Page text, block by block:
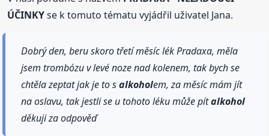
ÚČINKYse k tomuto tématu vyjádřil uživatel Jana.
Dobrý den, beru skoro třetí měsíc lék Pradaxa, měla
jsem trombózu v levé noze nad kolenem, tak bych se
chtěla zeptat jak je to salkoholem, za měsíc mám jít
na oslavu, tak jestli se u tohoto léku může pítalkohol
děkuji za odpověď